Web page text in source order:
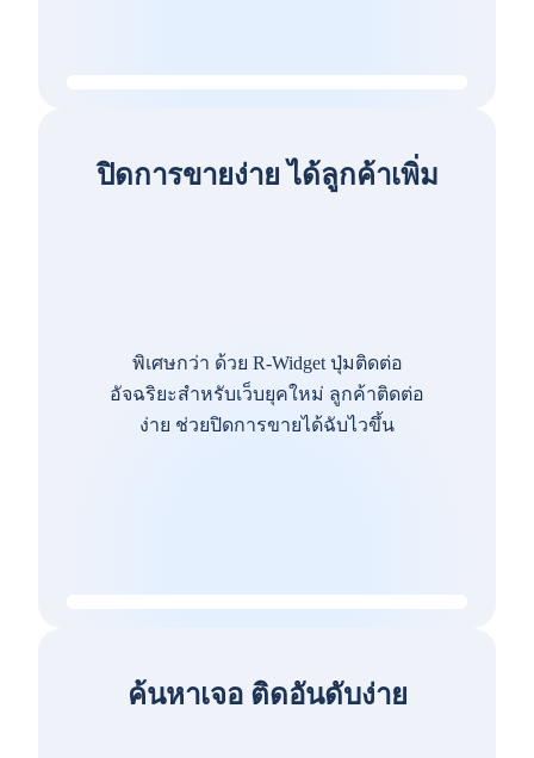
ปิดการขายง่าย ได้ลูกค้าเพิ่ม
พิเศษกว่า ด้วย R-Widget ปุ่มติดต่อ
อัจฉริยะสำหรับเว็บยุคใหม่ ลูกค้าติดต่อ
ง่าย ช่วยปิดการขายได้ฉับไวขึ้น
ค้นหาเจอ ติดอันดับง่าย